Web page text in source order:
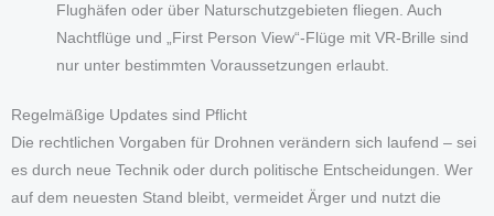
Flughäfen oder über Naturschutzgebieten fliegen. Auch
Nachtflüge und „First Person View“-Flüge mit VR-Brille sind
nur unter bestimmten Voraussetzungen erlaubt.
Regelmäßige Updates sind Pflicht
Die rechtlichen Vorgaben für Drohnen verändern sich laufend – sei
es durch neue Technik oder durch politische Entscheidungen. Wer
auf dem neuesten Stand bleibt, vermeidet Ärger und nutzt die